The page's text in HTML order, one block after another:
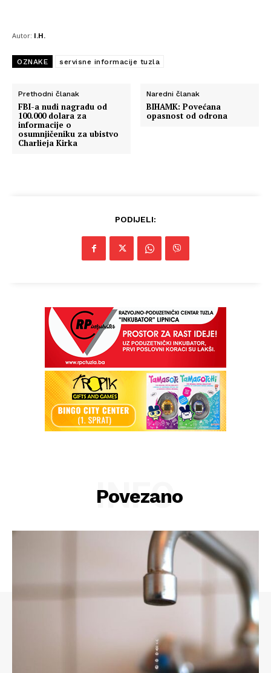
Autor: I.H.
OZNAKE servisne informacije tuzla
Prethodni članak
FBI-a nudi nagradu od
100.000 dolara za
informacije o
osumnjičeniku za ubistvo
Charlieja Kirka
Naredni članak
BIHAMK: Povećana
opasnost od odrona
PODIJELI:
Povezano
INFO